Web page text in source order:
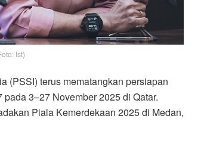
Ist)
(PSSI) terus mematangkan persiapan
3–27 November 2025 di Qatar.
Piala Kemerdekaan 2025 di Medan,